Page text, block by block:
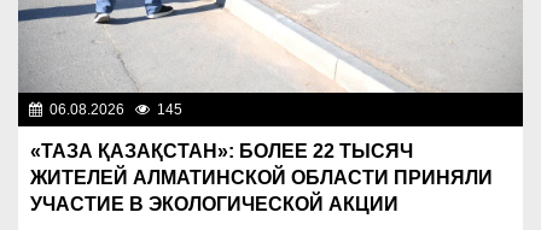
06.08.2026 145
«ТАЗА ҚАЗАҚСТАН»: БОЛЕЕ 22 ТЫСЯЧ
ЖИТЕЛЕЙ АЛМАТИНСКОЙ ОБЛАСТИ ПРИНЯЛИ
УЧАСТИЕ В ЭКОЛОГИЧЕСКОЙ АКЦИИ